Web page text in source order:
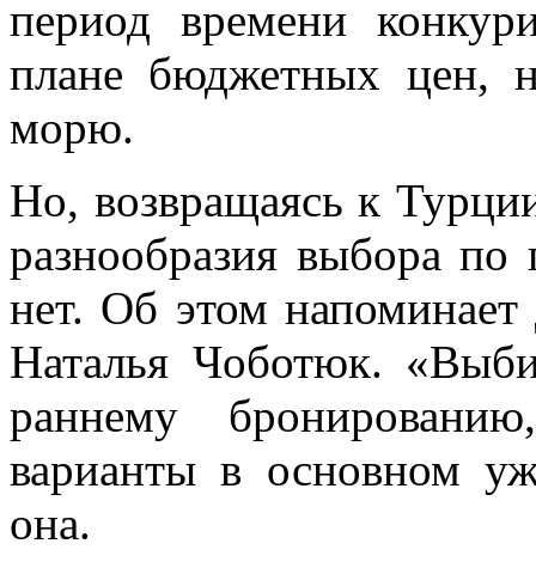
период времени
плане бюджетных цен,
морю.
Но, возвращаясь к
разнообразия выбора
нет. Об этом
Наталья Чоботюк.
раннему
варианты в основном
она.